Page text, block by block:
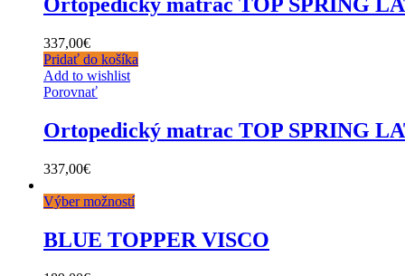
Ortopedický matrac TOP SPRING
337,00€
Pridať do košíka
Add to wishlist
Porovnať
Ortopedický matrac TOP SPRING
337,00€
Výber možností
BLUE TOPPER VISCO